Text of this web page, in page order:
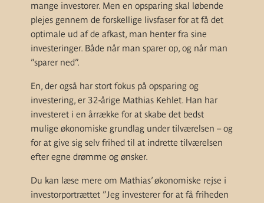
mange investorer. Men en opsparing skal løbende
plejes gennem de forskellige livsfaser for at få det
optimale ud af de afkast, man henter fra sine
investeringer. Både når man sparer op, og når man
”sparer ned”.
En, der også har stort fokus på opsparing og
investering, er 32-årige Mathias Kehlet. Han har
investeret i en årrække for at skabe det bedst
mulige økonomiske grundlag under tilværelsen – og
for at give sig selv frihed til at indrette tilværelsen
efter egne drømme og ønsker.
Du kan læse mere om Mathias’ økonomiske rejse i
investorportrættet ”Jeg investerer for at få friheden